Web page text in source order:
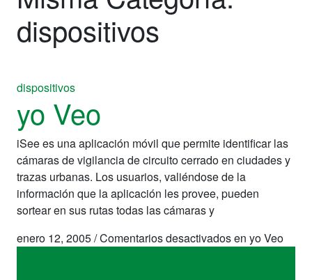
dispositivos
dispositivos
yo Veo
iSee es una aplicación móvil que permite identificar las
cámaras de vigilancia de circuito cerrado en ciudades y
trazas urbanas. Los usuarios, valiéndose de la
información que la aplicación les provee, pueden
sortear en sus rutas todas las cámaras y
enero 12, 2005/Comentarios desactivadosen yo Veo